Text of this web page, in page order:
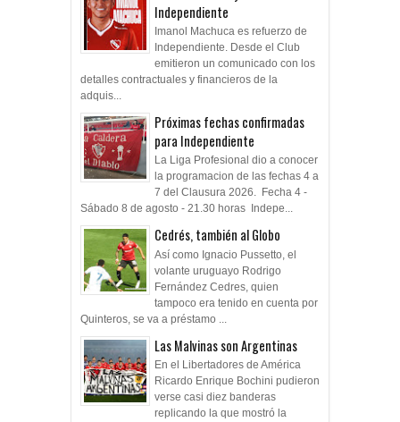
Independiente
Imanol Machuca es refuerzo de
Independiente. Desde el Club
emitieron un comunicado con los
detalles contractuales y financieros de la
adquis...
Próximas fechas confirmadas
para Independiente
La Liga Profesional dio a conocer
la programacion de las fechas 4 a
7 del Clausura 2026. Fecha 4 -
Sábado 8 de agosto - 21.30 horas Indepe...
Cedrés, también al Globo
Así como Ignacio Pussetto, el
volante uruguayo Rodrigo
Fernández Cedres, quien
tampoco era tenido en cuenta por
Quinteros, se va a préstamo ...
Las Malvinas son Argentinas
En el Libertadores de América
Ricardo Enrique Bochini pudieron
verse casi diez banderas
replicando la que mostró la